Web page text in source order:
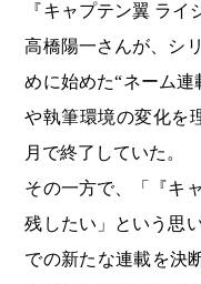
『キャプテン翼 ラ
高橋陽一さんが、シ
めに始めた“ネーム
や執筆環境の変化を
月で終了していた。
その一方で、「『キ
残したい」という思
での新たな連載を決